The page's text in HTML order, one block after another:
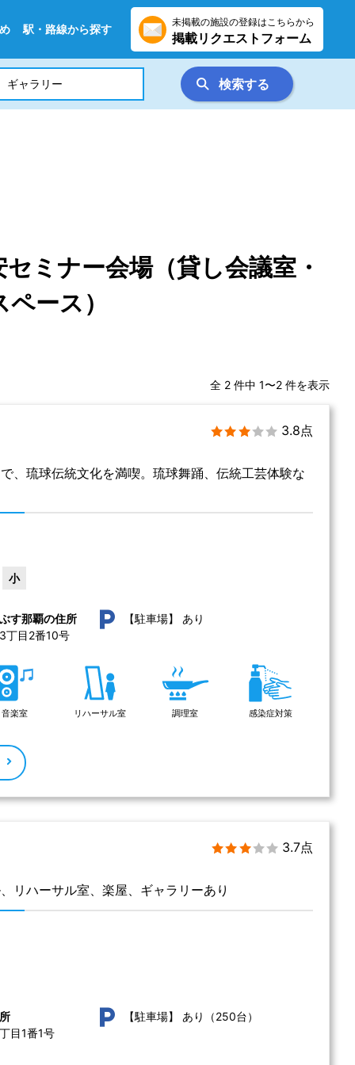
駅・路線から探す
未掲載の施設の登録はこちらから
掲載リクエストフォーム
検索する
ミナー会場（貸し会議室・
ース）
全 2 件中 1〜2 件を表示
3.8点
、琉球伝統文化を満喫。琉球舞踊、伝統工芸体験な
小
す那覇の住所
丁目2番10号
【駐車場】 あり
音楽室 リハーサル室 調理室 感染症対策
3.7点
リハーサル室、楽屋、ギャラリーあり
目1番1号
【駐車場】 あり（250台）